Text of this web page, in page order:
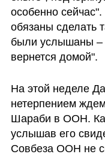
особенно
обязаны сделать
были услышаны –
вернется домой".
На этой неделе
нетерпением
Шараби в ООН.
услышав его
Совбеза ООН не